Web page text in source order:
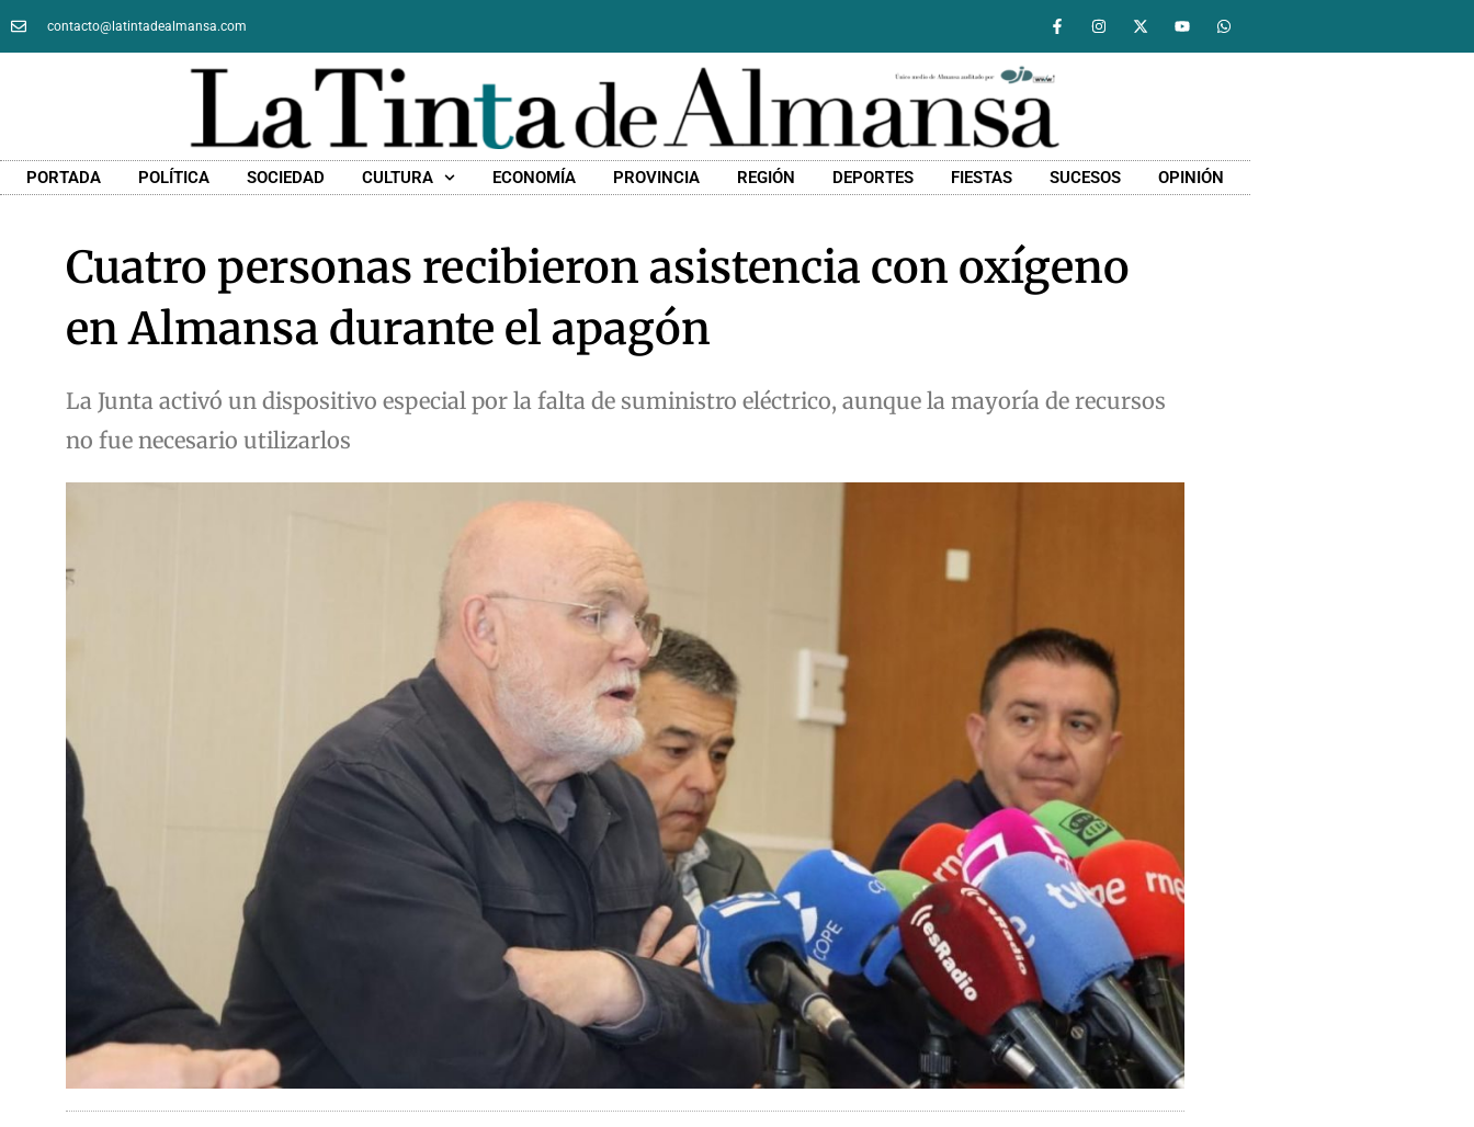
contacto@latintadealmansa.com
PORTADA POLÍTICA SOCIEDAD CULTURA ECONOMÍA PROVINCIA REGIÓN DEPORTES FIESTAS SUCESOS OPINIÓN
Cuatro personas recibieron asistencia con oxígeno
en Almansa durante el apagón
La Junta activó un dispositivo especial por la falta de suministro eléctrico, aunque la mayoría de recursos
no fue necesario utilizarlos